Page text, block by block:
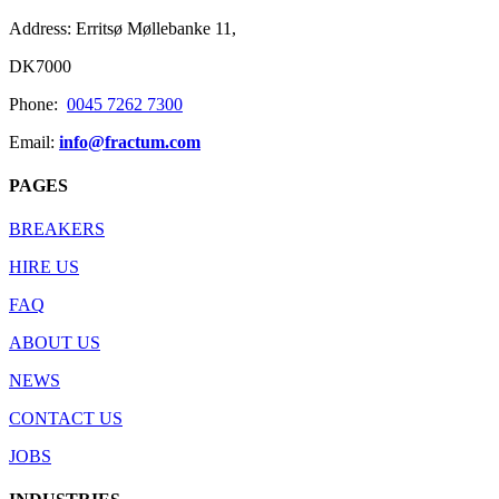
Address: Erritsø Møllebanke 11,
DK7000
Phone: 0045 7262 7300
Email: info@fractum.com
PAGES
BREAKERS
HIRE US
FAQ
ABOUT US
NEWS
CONTACT US
JOBS